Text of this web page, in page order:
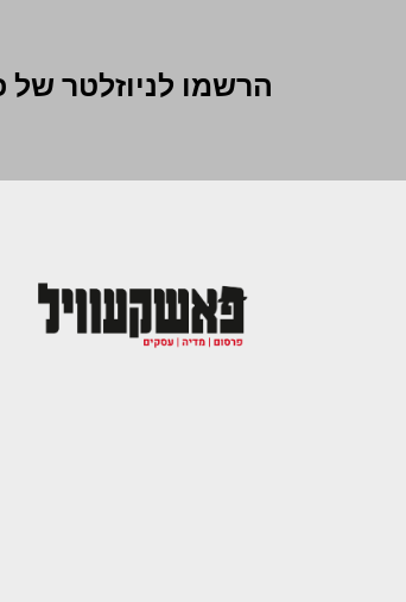
הרשמו לניוזלטר של